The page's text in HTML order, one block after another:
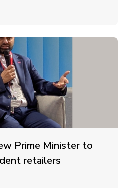
Prime Minister to
retailers